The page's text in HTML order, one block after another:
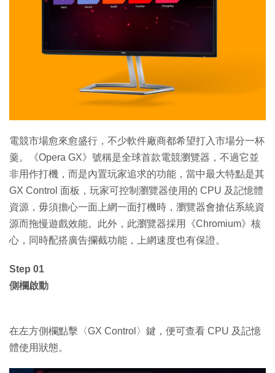
Enterprise Digital Transformation
電競市場愈來愈盛行，不少軟件廠商都希望打入市場分一杯
羹。《Opera GX》號稱是全球首款電競瀏覽器，不過它並
非用作打機，而是內置玩家追求的功能，當中最大特點是其
GX Control 面板，玩家可控制瀏覽器使用的 CPU 及記憶體
資源，毋須擔心一面上網一面打機時，瀏覽器會搶佔系統資
源而拖慢遊戲效能。此外，此瀏覽器採用《Chromium》核
心，同時配搭廣告攔截功能，上網速度也有保證。
Step 01
側欄啟動
在左方側欄點擊〈GX Control〉鍵，便可查看 CPU 及記憶
體使用狀態。